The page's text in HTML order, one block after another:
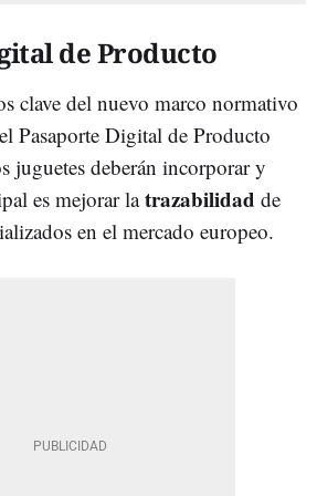
de Producto
clave del nuevo marco normativo
Pasaporte Digital de Producto
juguetes deberán incorporar y
es mejorar latrazabilidad de
en el mercado europeo.